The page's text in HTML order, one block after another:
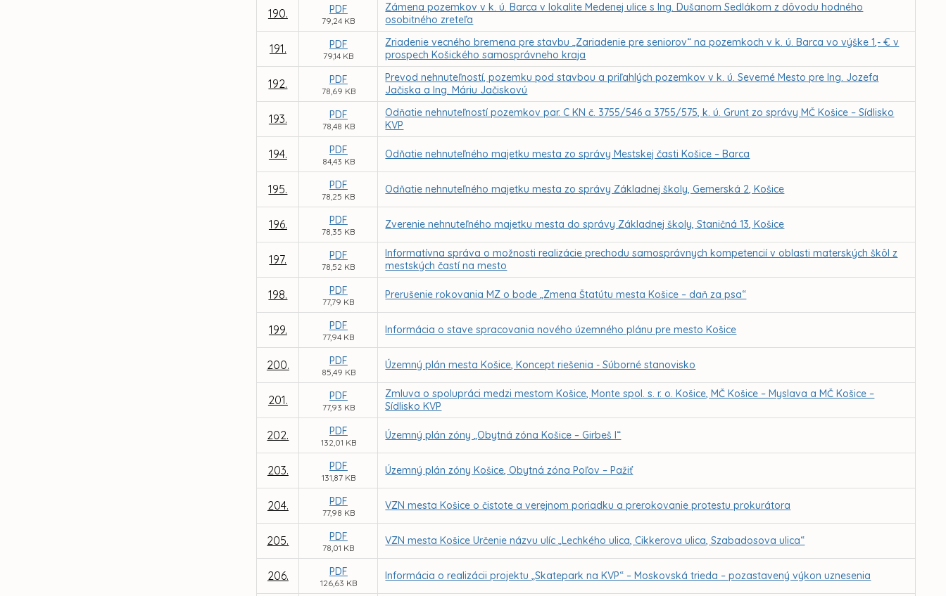
190. PDF
79,24 KB
Zámena pozemkov v k. ú. Barca v lokalite Medenej ulice s Ing. Dušanom Sedlákom z dôvodu hodného
osobitného zreteľa
191. PDF
79,14 KB
Zriadenie vecného bremena pre stavbu „Zariadenie pre seniorov“ na pozemkoch v k. ú. Barca vo výške 1,- € v
prospech Košického samosprávneho kraja
192. PDF
78,69 KB
Prevod nehnuteľností, pozemku pod stavbou a priľahlých pozemkov v k. ú. Severné Mesto pre Ing. Jozefa
Jačiska a Ing. Máriu Jačiskovú
193. PDF
78,48 KB
Odňatie nehnuteľností pozemkov par. C KN č. 3755/546 a 3755/575, k. ú. Grunt zo správy MČ Košice – Sídlisko
KVP
194. PDF
84,43 KB
Odňatie nehnuteľného majetku mesta zo správy Mestskej časti Košice – Barca
195. PDF
78,25 KB
Odňatie nehnuteľného majetku mesta zo správy Základnej školy, Gemerská 2, Košice
196. PDF
78,35 KB
Zverenie nehnuteľného majetku mesta do správy Základnej školy, Staničná 13, Košice
197. PDF
78,52 KB
Informatívna správa o možnosti realizácie prechodu samosprávnych kompetencií v oblasti materských škôl z
mestských častí na mesto
198. PDF
77,79 KB
Prerušenie rokovania MZ o bode „Zmena Štatútu mesta Košice – daň za psa“
199. PDF
77,94 KB
Informácia o stave spracovania nového územného plánu pre mesto Košice
200. PDF
85,49 KB
Územný plán mesta Košice, Koncept riešenia - Súborné stanovisko
201. PDF
77,93 KB
Zmluva o spolupráci medzi mestom Košice, Monte spol. s. r. o. Košice, MČ Košice – Myslava a MČ Košice –
Sídlisko KVP
202. PDF
132,01 KB
Územný plán zóny „Obytná zóna Košice – Girbeš I“
203. PDF
131,87 KB
Územný plán zóny Košice, Obytná zóna Poľov – Pažiť
204. PDF
77,98 KB
VZN mesta Košice o čistote a verejnom poriadku a prerokovanie protestu prokurátora
205. PDF
78,01 KB
VZN mesta Košice Určenie názvu ulíc „Lechkého ulica, Cikkerova ulica, Szabadosova ulica“
206. PDF
126,63 KB
Informácia o realizácii projektu „Skatepark na KVP“ – Moskovská trieda – pozastavený výkon uznesenia